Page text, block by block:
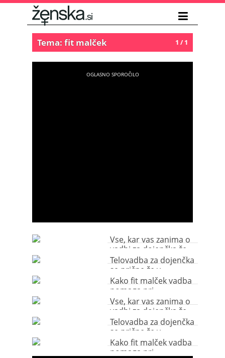
1 / 1
Tema: fit malček
Vse, kar vas zanima o
vadbi za dojenčka že
od rojstva dalje
Telovadba za dojenčka
se prične že v
materinem trebuščku
Kako fit malček vadba
pomaga pri
optimalnem razvoju
dojenčka?
Vse, kar vas zanima o
vadbi za dojenčka že
od rojstva dalje
Telovadba za dojenčka
se prične že v
materinem trebuščku
Kako fit malček vadba
pomaga pri